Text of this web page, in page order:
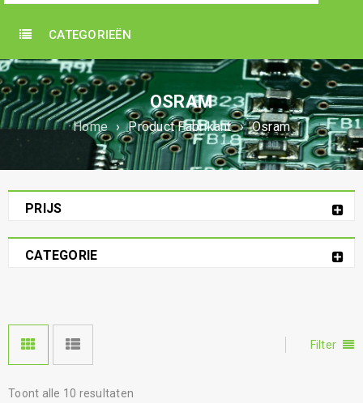
CATEGORIEËN
OSRAM
Home › Product Fabrikant › Osram
PRIJS
CATEGORIE
Filter
Toont alle 10 resultaten